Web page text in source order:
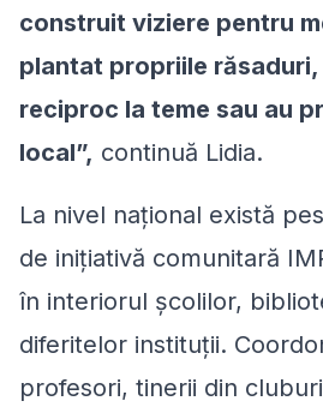
construit viziere pentru
plantat propriile
reciproc la teme sau au
local”, continuă Lidia.
La nivel național există
de inițiativă comunitară
în interiorul școlilor,
diferitelor instituții.
profesori, tinerii din